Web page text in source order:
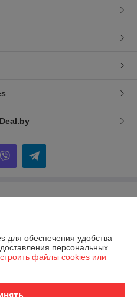
ответственностью
н, Петришковский с/с, р/н д.
обеспечения удобства
персональных
файлы cookies или